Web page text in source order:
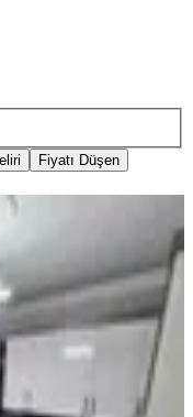
Fiyatı Düşen
Yakını 2+1
·29.07.2026